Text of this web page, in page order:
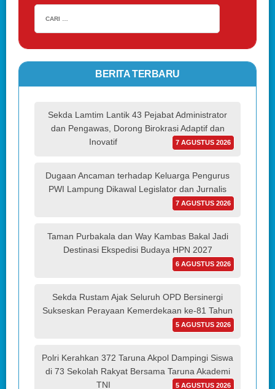
BERITA TERBARU
Sekda Lamtim Lantik 43 Pejabat Administrator
dan Pengawas, Dorong Birokrasi Adaptif dan
Inovatif
7 AGUSTUS 2026
Dugaan Ancaman terhadap Keluarga Pengurus
PWI Lampung Dikawal Legislator dan Jurnalis
7 AGUSTUS 2026
Taman Purbakala dan Way Kambas Bakal Jadi
Destinasi Ekspedisi Budaya HPN 2027
6 AGUSTUS 2026
Sekda Rustam Ajak Seluruh OPD Bersinergi
Sukseskan Perayaan Kemerdekaan ke-81 Tahun
5 AGUSTUS 2026
Polri Kerahkan 372 Taruna Akpol Dampingi Siswa
di 73 Sekolah Rakyat Bersama Taruna Akademi
TNI
5 AGUSTUS 2026